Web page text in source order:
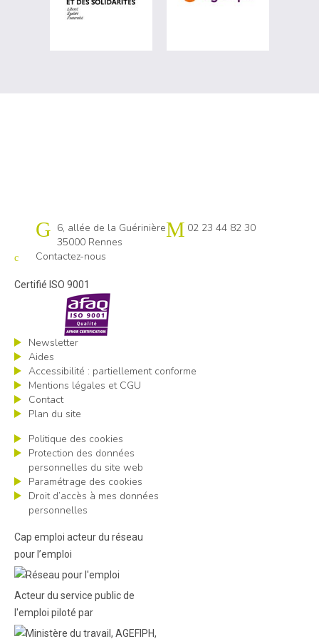
Cap emploi 35
6, allée de la Guérinière
35000 Rennes
02 23 44 82 30
Contactez-nous
Certifié ISO 9001
Newsletter
Aides
Accessibilité : partiellement conforme
Mentions légales et CGU
Contact
Plan du site
Politique des cookies
Protection des données
personnelles du site web
Paramétrage des cookies
Droit d’accès à mes données
personnelles
Cap emploi acteur du réseau
pour l’emploi
Acteur du service public de
l'emploi piloté par